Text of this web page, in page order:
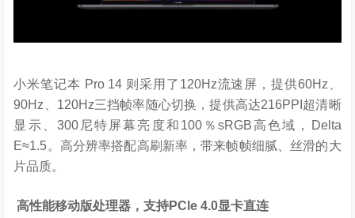
小米笔记本 Pro 14 则采用了120Hz流速屏，提供60Hz、
90Hz、120Hz三挡帧率随心切换，提供高达216PPI超清晰
显示、300尼特屏幕亮度和100％sRGB高色域，
Delta
E≈1.5。高分辨率搭配高刷新率，带来帧帧细腻、丝滑的大
片品质。
高性能移动版处理器，支持PCle 4.0显卡直连